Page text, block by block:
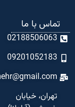
تماس با ما
02188506063
09201052183
تهران، خیابان